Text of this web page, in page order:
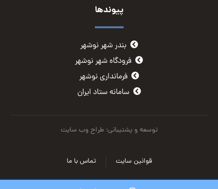
پیوندها
بندر شهر نوشهر
فرودگاه شهر نوشهر
فرمانداری نوشهر
سامانه ستاد ایران
توسعه و پشتیبانی: طراح وب سایت
تماس با ما قوانین سایت